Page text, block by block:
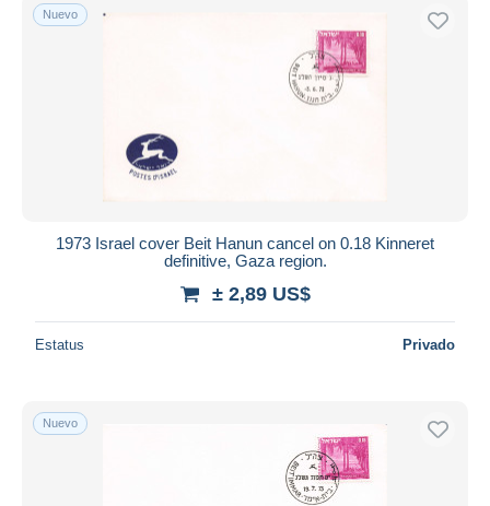
Nuevo
1973 Israel cover Beit Hanun cancel on 0.18 Kinneret
definitive, Gaza region.
± 2,89 US$
Estatus Privado
Nuevo